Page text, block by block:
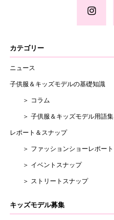
カテゴリー
ニュース
子供服＆キッズモデルの基礎知識
＞ コラム
＞ 子供服＆キッズモデル用語集
レポート＆スナップ
＞ ファッションショーレポート
＞ イベントスナップ
＞ ストリートスナップ
キッズモデル募集